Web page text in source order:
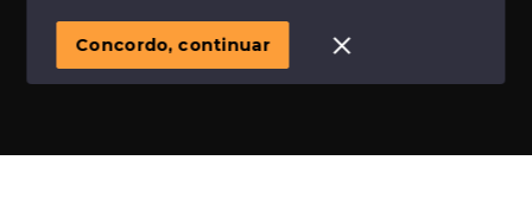
SITE PARA IMOBILIARIA
Concordo, continuar